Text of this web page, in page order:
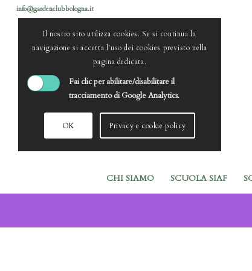
info@gardenclubbologna.it
CHI SIAMO SCUOLA SIAF
Il nostro sito utilizza cookies. Se si continua la
navigazione si accetta l'uso dei cookies previsto nella
pagina dedicata.
Fai clic per abilitare/disabilitare il
tracciamento di Google Analytics.
OK Privacy e cookie policy